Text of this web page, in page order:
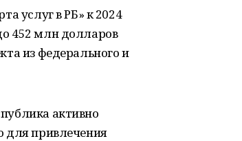
услуг в РБ» к 2024
452 млн долларов
из федерального и
активно
для привлечения